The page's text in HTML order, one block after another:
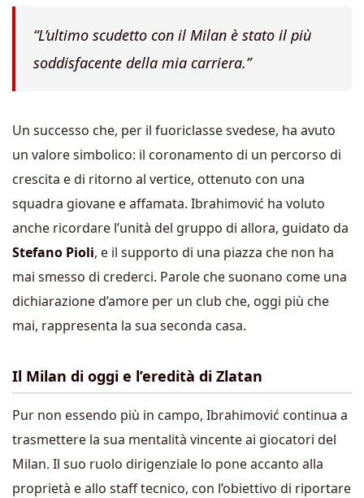
“L’ultimo scudetto con il Milan è stato il più
soddisfacente della mia carriera.”
Un successo che, per il fuoriclasse svedese, ha avuto
un valore simbolico: il coronamento di un percorso di
crescita e di ritorno al vertice, ottenuto con una
squadra giovane e affamata. Ibrahimović ha voluto
anche ricordare l’unità del gruppo di allora, guidato da
Stefano Pioli, e il supporto di una piazza che non ha
mai smesso di crederci. Parole che suonano come una
dichiarazione d’amore per un club che, oggi più che
mai, rappresenta la sua seconda casa.
Il Milan di oggi e l’eredità di Zlatan
Pur non essendo più in campo, Ibrahimović continua a
trasmettere la sua mentalità vincente ai giocatori del
Milan. Il suo ruolo dirigenziale lo pone accanto alla
proprietà e allo staff tecnico, con l’obiettivo di riportare